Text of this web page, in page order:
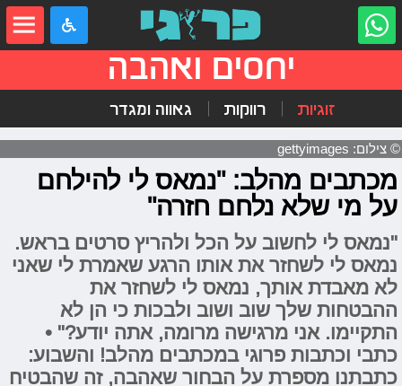
יחסים ואהבה
זוגיות רווקות גאווה ומגדר
© צילום: gettyimages
מכתבים מהלב: "נמאס לי להילחם
על מי שלא נלחם חזרה"
"נמאס לי לחשוב על הכל ולהריץ סרטים בראש.
נמאס לי לשחזר את אותו הרגע שאמרת לי שאני
לא מאבדת אותך, נמאס לי לשחזר את
ההבטחות שלך שוב ושוב ולבכות כי הן לא
התקיימו. אני מרגישה מרומה, אתה יודע?" •
כתבי וכתבות פרוגי במכתבים מהלב! והשבוע:
כתבתנו מספרת על הבחור שאהבה, זה שהבטיח